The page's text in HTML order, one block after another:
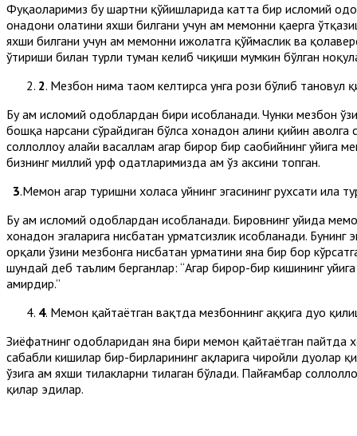
Фуқаҳоларимиз бу шартни қўйишларида катта бир исломий
ҳонадони ҳолатини яхши билгани учун ҳам меҳмонни қаерга
яхши билгани учун ҳам меҳмонни ҳижолатга қўймаслик ва
ўтириши билан турли туман келиб чиқиши мумкин бўлган
2. Мезбон нима таом келтирса унга рози бўлиб тановул
Бу ҳам исломий одоблардан бири ҳисобланади. Чунки мезбон
бошқа нарсани сўрайдиган бўлса хонадон аҳлини қийин
соллоллоҳу алайҳи васаллам агар бирор бир саҳобийнинг
бизнинг миллий урф одатларимизда ҳам ўз аксини топган.
3.Меҳмон агар туришни хоҳласа уйнинг эгасининг рухсати ила
Бу ҳам исломий одоблардан ҳисобланади. Бировнинг уйида
хонадон эгаларига нисбатан ҳурматсизлик ҳисобланади.
орқали ўзини мезбонга нисбатан ҳурматини яна бир бор
шундай деб таълим берганлар: “Агар бирор-бир кишининг уйига
амирдир.”
4. Меҳмон қайтаётган вақтда мезбоннинг ҳаққига дуо
Зиёфатнинг одобларидан яна бири меҳмон қайтаётган пайтда
сабабли кишилар бир-бирларининг ҳақларига чиройли дуолар
ўзига ҳам яхши тилакларни тилаган бўлади. Пайғамбар
қилар эдилар.